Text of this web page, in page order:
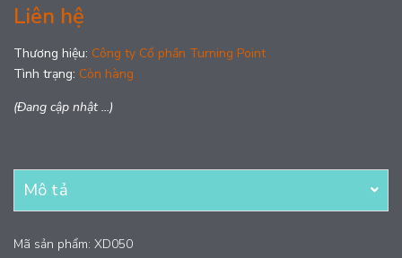
Liên hệ
Thương hiệu: Công ty Cổ phần Turning Point
Tình trạng: Còn hàng
(Đang cập nhật ...)
Mô tả
Mã sản phẩm: XD050